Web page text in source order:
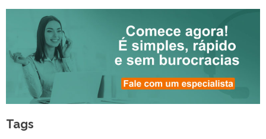
Tags